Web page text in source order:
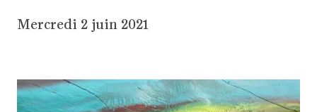
Mercredi 2 juin 2021